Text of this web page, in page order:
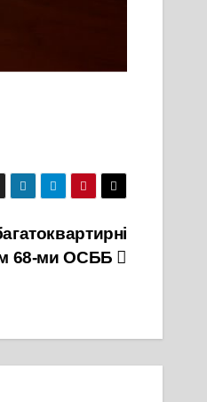
68-ми ОСББ